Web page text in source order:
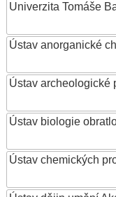
Univerzita Tomáše
Ústav anorganické
Ústav archeologické
Ústav biologie
Ústav chemických